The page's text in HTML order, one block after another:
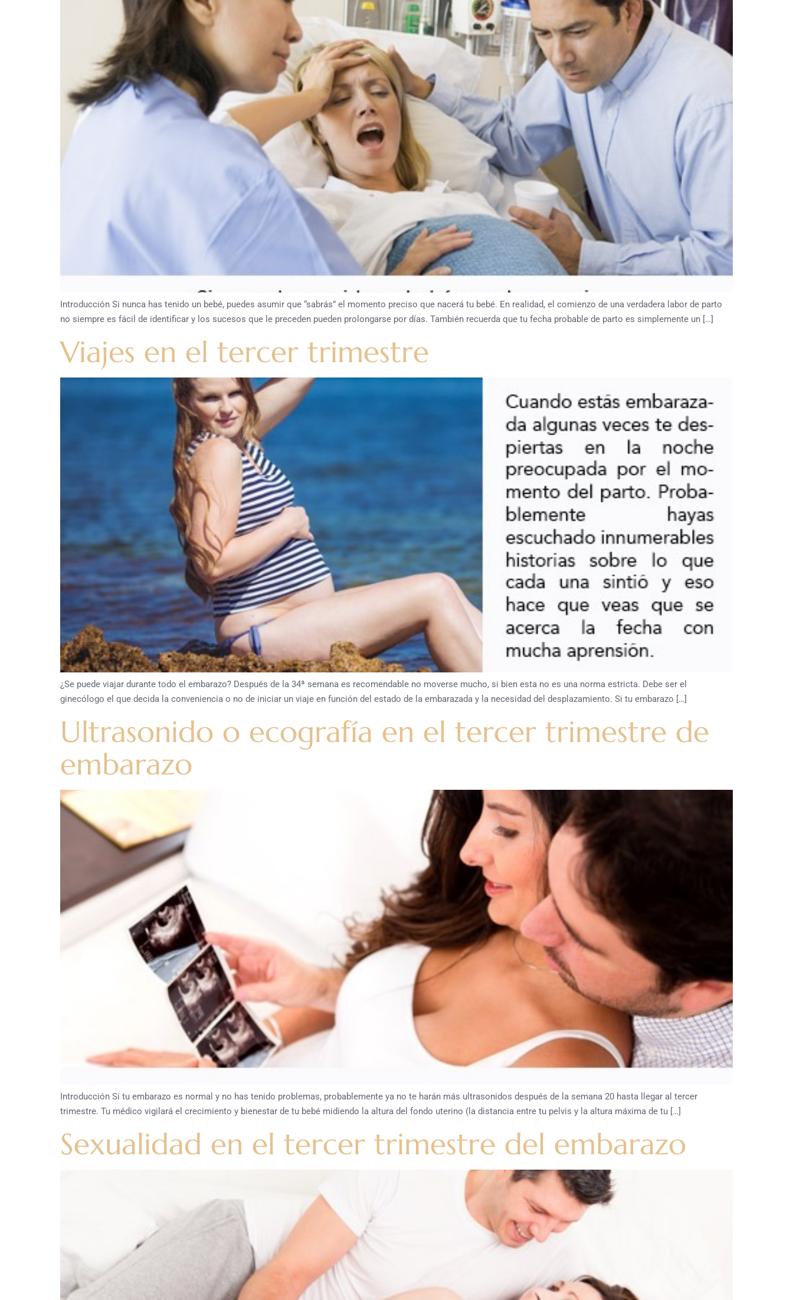
Introducción Si nunca has tenido un bebé, puedes asumir que “sabrás” el momento preciso que nacerá tu bebé. En realidad, el comienzo de una verdadera labor de parto
no siempre es fácil de identificar y los sucesos que le preceden pueden prolongarse por días. También recuerda que tu fecha probable de parto es simplemente un […]
Viajes en el tercer trimestre
¿Se puede viajar durante todo el embarazo? Después de la 34ª semana es recomendable no moverse mucho, si bien esta no es una norma estricta. Debe ser el
ginecólogo el que decida la conveniencia o no de iniciar un viaje en función del estado de la embarazada y la necesidad del desplazamiento. Si tu embarazo […]
Ultrasonido o ecografía en el tercer trimestre de
embarazo
Introducción Si tu embarazo es normal y no has tenido problemas, probablemente ya no te harán más ultrasonidos después de la semana 20 hasta llegar al tercer
trimestre. Tu médico vigilará el crecimiento y bienestar de tu bebé midiendo la altura del fondo uterino (la distancia entre tu pelvis y la altura máxima de tu […]
Sexualidad en el tercer trimestre del embarazo